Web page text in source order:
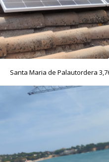
Santa Maria de Palautordera